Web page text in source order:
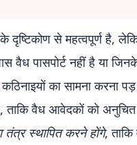
दृष्टिकोण से महत्वपूर्ण है,
पासपोर्ट नहीं है या
का सामना करना
ताकि वैध आवेदकों को अनुचित
तंत्र स्थापित करने होंगे,